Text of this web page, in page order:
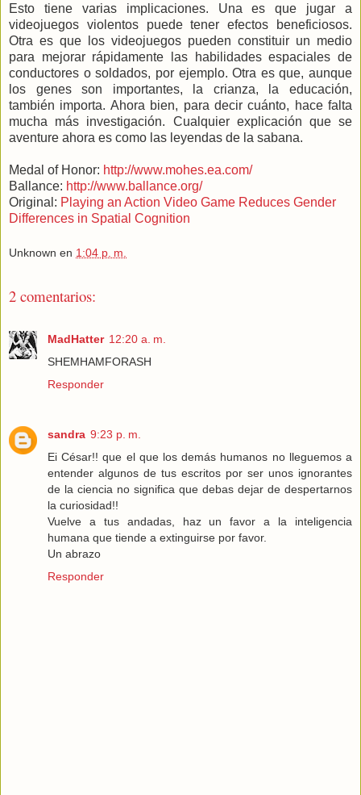
Esto tiene varias implicaciones. Una es que jugar a
videojuegos violentos puede tener efectos beneficiosos.
Otra es que los videojuegos pueden constituir un medio
para mejorar rápidamente las habilidades espaciales de
conductores o soldados, por ejemplo. Otra es que, aunque
los genes son importantes, la crianza, la educación,
también importa. Ahora bien, para decir cuánto, hace falta
mucha más investigación. Cualquier explicación que se
aventure ahora es como las leyendas de la sabana.
Medal of Honor: http://www.mohes.ea.com/
Ballance: http://www.ballance.org/
Original: Playing an Action Video Game Reduces Gender
Differences in Spatial Cognition
Unknown en 1:04 p. m.
2 comentarios:
MadHatter 12:20 a. m.
SHEMHAMFORASH
Responder
sandra 9:23 p. m.
Ei César!! que el que los demás humanos no lleguemos a
entender algunos de tus escritos por ser unos ignorantes
de la ciencia no significa que debas dejar de despertarnos
la curiosidad!!
Vuelve a tus andadas, haz un favor a la inteligencia
humana que tiende a extinguirse por favor.
Un abrazo
Responder